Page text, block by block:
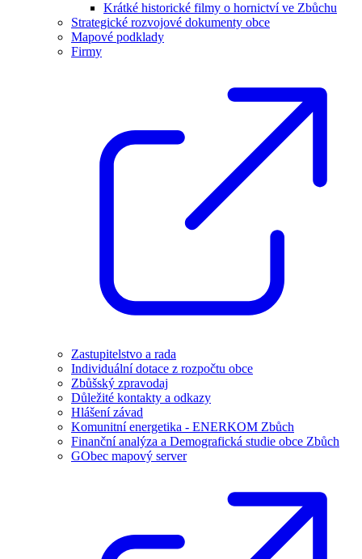
Krátké historické filmy o hornictví ve Zbůchu
Strategické rozvojové dokumenty obce
Mapové podklady
Firmy
Zastupitelstvo a rada
Individuální dotace z rozpočtu obce
Zbůšský zpravodaj
Důležité kontakty a odkazy
Hlášení závad
Komunitní energetika - ENERKOM Zbůch
Finanční analýza a Demografická studie obce Zbůch
GObec mapový server